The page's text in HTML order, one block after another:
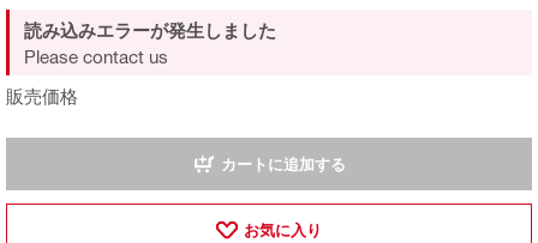
販売価格
読み込みエラーが発生しました
Please contact us
カートに追加する
お気に入り